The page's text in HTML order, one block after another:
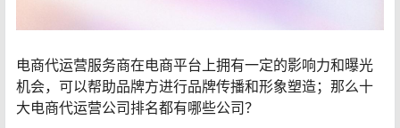
电商代运营服务商在电商平台上拥有一定的影响力和曝光
机会，可以帮助品牌方进行品牌传播和形象塑造；那么十
大电商代运营公司排名都有哪些公司？